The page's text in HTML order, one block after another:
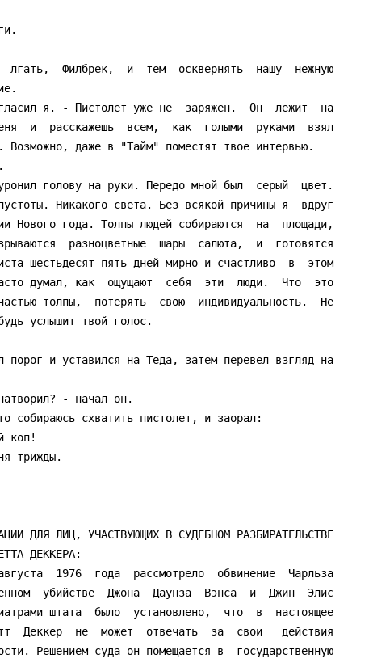
и  расскажешь  всем,  как  голыми  руками  взял
Возможно, даже в "Тайм" поместят твое интервью.
Никакого света. Без всякой причины я  вдруг
Нового года. Толпы людей собираются  на  площади,
разноцветные  шары  салюта,  и  готовятся
шестьдесят пять дней мирно и счастливо  в  этом
думал, как  ощущают  себя  эти  люди.  Что  это
толпы,  потерять  свою  индивидуальность.  Не
услышит твой голос.
ДЕККЕРА:
убийстве  Джона  Даунза  Вэнса  и  Джин  Элис
штата  было  установлено,  что  в  настоящее
Деккер  не  может  отвечать  за  свои   действия
Решением суда он помещается в  государственную